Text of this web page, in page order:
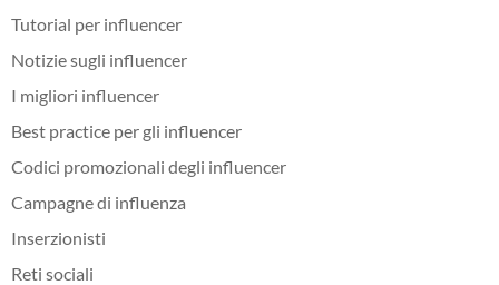
Tutorial per influencer
Notizie sugli influencer
I migliori influencer
Best practice per gli influencer
Codici promozionali degli influencer
Campagne di influenza
Inserzionisti
Reti sociali